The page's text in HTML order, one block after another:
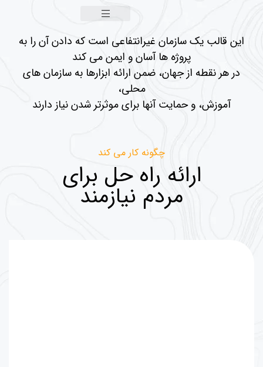
این قالب یک سازمان غیرانتفاعی است که دادن آن را به
پروژه ها آسان و ایمن می کند
در هر نقطه از جهان، ضمن ارائه ابزارها به سازمان های
محلی،
آموزش، و حمایت آنها برای موثرتر شدن نیاز دارند
چگونه کار می کند
ارائه راه حل برای
مردم نیازمند